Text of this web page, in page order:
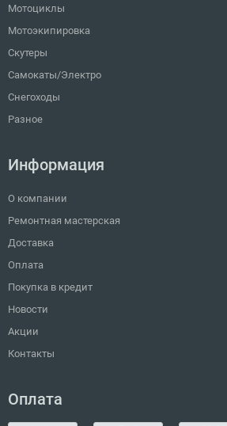
Мотоциклы
Мотоэкипировка
Скутеры
Самокаты/Электро
Снегоходы
Разное
Информация
О компании
Ремонтная мастерская
Доставка
Оплата
Покупка в кредит
Новости
Акции
Контакты
Оплата